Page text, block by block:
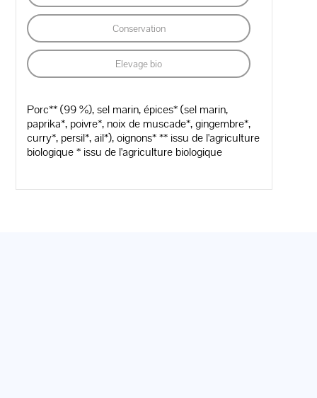
Conservation
Elevage bio
Porc** (99 %), sel marin, épices* (sel marin,
paprika*, poivre*, noix de muscade*, gingembre*,
curry*, persil*, ail*), oignons* ** issu de l'agriculture
biologique * issu de l'agriculture biologique